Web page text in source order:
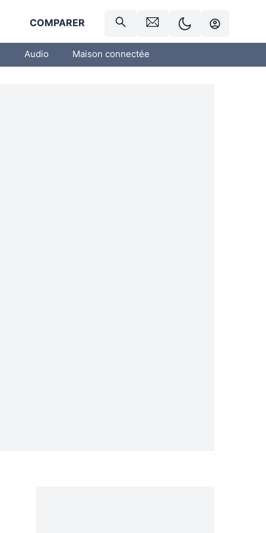
COMPARER
Audio Maison connectée